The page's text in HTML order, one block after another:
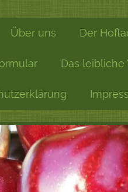
Über uns Der
Das leibliche